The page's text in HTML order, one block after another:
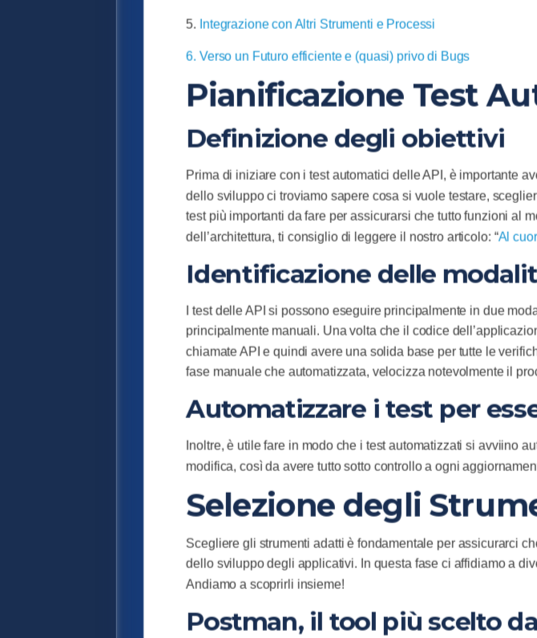
5. Integrazione con Altri Strumenti e Processi
6. Verso un Futuro efficiente e (quasi) privo di Bugs
Pianificazione Test
Definizione degli obiettivi
Prima di iniziare con i test automatici delle API, è importante
dello sviluppo ci troviamo sapere cosa si vuole testare,
test più importanti da fare per assicurarsi che tutto funzioni al
dell’architettura, ti consiglio di leggere il nostro articolo: “Al
Identificazione delle
I test delle API si possono eseguire principalmente in due
principalmente manuali. Una volta che il codice
chiamate API e quindi avere una solida base per tutte le
fase manuale che automatizzata, velocizza notevolmente il
Automatizzare i test per
Inoltre, è utile fare in modo che i test automatizzati si avviino
modifica, così da avere tutto sotto controllo a ogni
Selezione degli
Scegliere gli strumenti adatti è fondamentale per assicurarci
dello sviluppo degli applicativi. In questa fase ci affidiamo a
Andiamo a scoprirli insieme!
Postman, il tool più scelto